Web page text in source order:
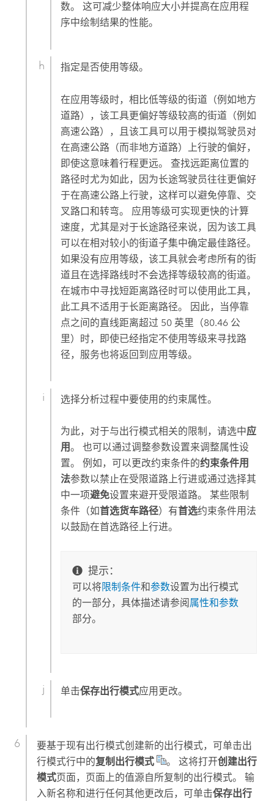
数。 这可减少整体响应大小并提高在应用程
序中绘制结果的性能。
指定是否使用等级。
在应用等级时，相比低等级的街道（例如地方
道路），该工具更偏好等级较高的街道（例如
高速公路），且该工具可以用于模拟驾驶员对
在高速公路（而非地方道路）上行驶的偏好，
即使这意味着行程更远。 查找远距离位置的
路径时尤为如此，因为长途驾驶员往往更偏好
于在高速公路上行驶，这样可以避免停靠、交
叉路口和转弯。 应用等级可实现更快的计算
速度，尤其是对于长途路径来说，因为该工具
可以在相对较小的街道子集中确定最佳路径。
如果没有应用等级，该工具就会考虑所有的街
道且在选择路线时不会选择等级较高的街道。
在城市中寻找短距离路径时可以使用此工具，
此工具不适用于长距离路径。 因此，当停靠
点之间的直线距离超过 50 英里（80.46 公
里）时，即使已经指定不使用等级来寻找路
径，服务也将返回到应用等级。
选择分析过程中要使用的约束属性。
为此，对于与出行模式相关的限制，请选中应
用。 也可以通过调整参数设置来调整属性设
置。 例如，可以更改约束条件的约束条件用
法参数以禁止在受限道路上行进或通过选择其
中一项避免设置来避开受限道路。 某些限制
条件（如首选货车路径）有首选约束条件用法
以鼓励在首选路径上行进。
提示：
可以将限制条件和参数设置为出行模式
的一部分，具体描述请参阅属性和参数
部分。
单击保存出行模式应用更改。
要基于现有出行模式创建新的出行模式，可单击出
行模式行中的复制出行模式 。 这将打开创建出行
模式页面，页面上的值源自所复制的出行模式。 输
入新名称和进行任何其他更改后，可单击保存出行